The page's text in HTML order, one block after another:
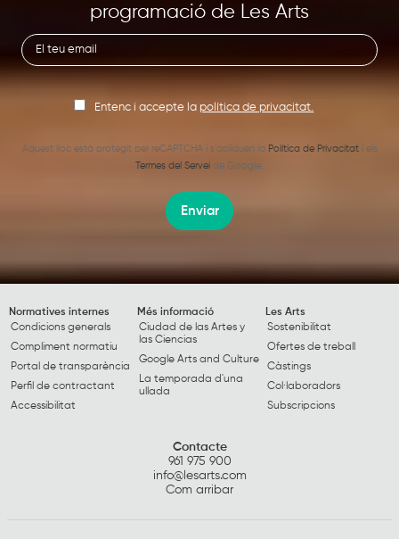
programació de Les Arts
Entenc i accepte la política de privacitat.
Aquest lloc està protegit per reCAPTCHA i s’apliquen la Política de Privacitati els
Termes del Servei de Google.
Enviar
Normatives internes
Condicions generals
Compliment normatiu
Portal de transparència
Perfil de contractant
Accessibilitat
Més informació
Ciudad de las Artes y
las Ciencias
Google Arts and Culture
La temporada d'una
ullada
Les Arts
Sostenibilitat
Ofertes de treball
Càstings
Col·laboradors
Subscripcions
Contacte
961 975 900
info@lesarts.com
Com arribar